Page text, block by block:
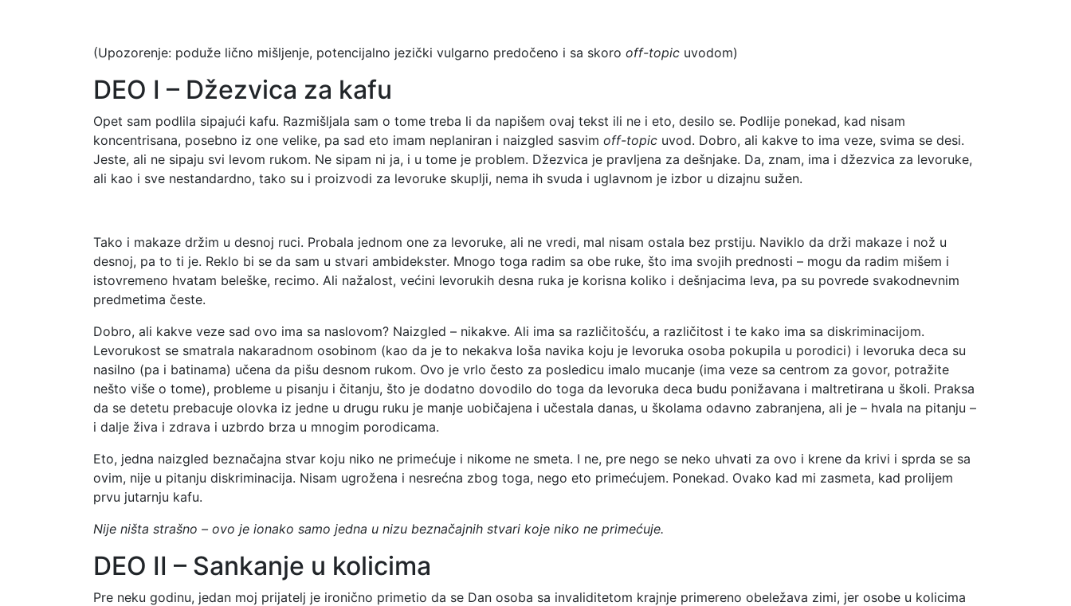
(Upozorenje: poduže lično mišljenje, potencijalno jezički vulgarno predočeno i sa skoro off-topic uvodom)
DEO I – Džezvica za kafu
Opet sam podlila sipajući kafu. Razmišljala sam o tome treba li da napišem ovaj tekst ili ne i eto, desilo se. Podlije ponekad, kad nisam
koncentrisana, posebno iz one velike, pa sad eto imam neplaniran i naizgled sasvim off-topic uvod. Dobro, ali kakve to ima veze, svima se desi.
Jeste, ali ne sipaju svi levom rukom. Ne sipam ni ja, i u tome je problem. Džezvica je pravljena za dešnjake. Da, znam, ima i džezvica za levoruke,
ali kao i sve nestandardno, tako su i proizvodi za levoruke skuplji, nema ih svuda i uglavnom je izbor u dizajnu sužen.
Tako i makaze držim u desnoj ruci. Probala jednom one za levoruke, ali ne vredi, mal nisam ostala bez prstiju. Naviklo da drži makaze i nož u
desnoj, pa to ti je. Reklo bi se da sam u stvari ambidekster. Mnogo toga radim sa obe ruke, što ima svojih prednosti – mogu da radim mišem i
istovremeno hvatam beleške, recimo. Ali nažalost, većini levorukih desna ruka je korisna koliko i dešnjacima leva, pa su povrede svakodnevnim
predmetima česte.
Dobro, ali kakve veze sad ovo ima sa naslovom? Naizgled – nikakve. Ali ima sa različitošću, a različitost i te kako ima sa diskriminacijom.
Levorukost se smatrala nakaradnom osobinom (kao da je to nekakva loša navika koju je levoruka osoba pokupila u porodici) i levoruka deca su
nasilno (pa i batinama) učena da pišu desnom rukom. Ovo je vrlo često za posledicu imalo mucanje (ima veze sa centrom za govor, potražite
nešto više o tome), probleme u pisanju i čitanju, što je dodatno dovodilo do toga da levoruka deca budu ponižavana i maltretirana u školi. Praksa
da se detetu prebacuje olovka iz jedne u drugu ruku je manje uobičajena i učestala danas, u školama odavno zabranjena, ali je – hvala na pitanju –
i dalje živa i zdrava i uzbrdo brza u mnogim porodicama.
Eto, jedna naizgled beznačajna stvar koju niko ne primećuje i nikome ne smeta. I ne, pre nego se neko uhvati za ovo i krene da krivi i sprda se sa
ovim, nije u pitanju diskriminacija. Nisam ugrožena i nesrećna zbog toga, nego eto primećujem. Ponekad. Ovako kad mi zasmeta, kad prolijem
prvu jutarnju kafu.
Nije ništa strašno – ovo je ionako samo jedna u nizu beznačajnih stvari koje niko ne primećuje.
DEO II – Sankanje u kolicima
Pre neku godinu, jedan moj prijatelj je ironično primetio da se Dan osoba sa invaliditetom krajnje primereno obeležava zimi, jer osobe u kolicima